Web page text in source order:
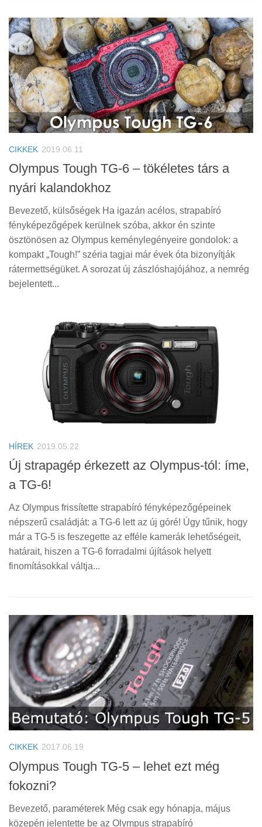
CIKKEK 2019.06.11
Olympus Tough TG-6 – tökéletes társ a
nyári kalandokhoz
Bevezető, külsőségek Ha igazán acélos, strapabíró
fényképezőgépek kerülnek szóba, akkor én szinte
ösztönösen az Olympus keménylegényeire gondolok: a
kompakt „Tough!” széria tagjai már évek óta bizonyítják
rátermettségüket. A sorozat új zászlóshajójához, a nemrég
bejelentett...
HÍREK 2019.05.22
Új strapagép érkezett az Olympus-tól: íme,
a TG-6!
Az Olympus frissítette strapabíró fényképezőgépeinek
népszerű családját: a TG-6 lett az új góré! Úgy tűnik, hogy
már a TG-5 is feszegette az efféle kamerák lehetőségeit,
határait, hiszen a TG-6 forradalmi újítások helyett
finomításokkal váltja...
CIKKEK 2017.06.19
Olympus Tough TG-5 – lehet ezt még
fokozni?
Bevezető, paraméterek Még csak egy hónapja, május
közepén jelentette be az Olympus strapabíró